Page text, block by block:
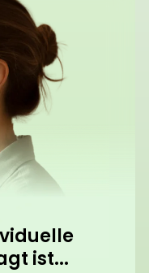
ist...